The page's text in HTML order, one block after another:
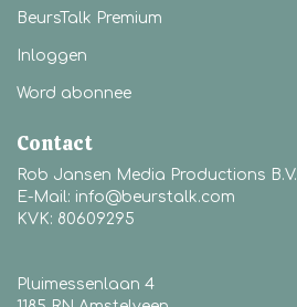
BeursTalk Premium
Inloggen
Word abonnee
Contact
Rob Jansen Media Productions B.V.
E-Mail: info@beurstalk.com
KVK: 80609295
Pluimessenlaan 4